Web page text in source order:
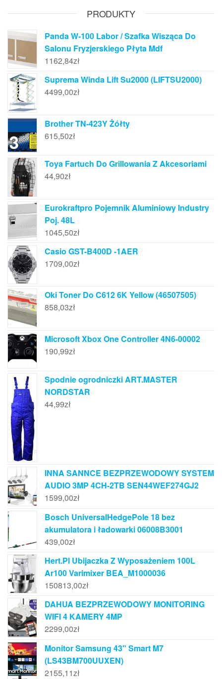
PRODUKTY
Panda W-100 Labor / Szafka Wisząca Do
Salonu Fryzjerskiego Płyta Mdf
1162,84zł
Suprema Winda Lift Su2000 (LIFTSU2000)
4499,00zł
Brother TN-423Y Żółty
615,50zł
Toya Fartuch Do Grillowania Z Akcesoriami
44,90zł
Eurokraftpro Pojemnik Aluminiowy Industry
Poj. 48L
1045,50zł
Casio GST-B400D -1AER
1709,00zł
Oki Toner Do C612 6K Yellow (46507505)
858,03zł
Microsoft Xbox One Controller 4N6-00002
190,99zł
Spodnie ogrodniczki ART.MASTER
NORDSTAR
44,99zł
INNA SANNCE BEZPRZEWODOWY SYSTEM
AUDIO 3MP 4CH-2TB SEN44WEF274GJ2
1599,00zł
Bosch UniversalHedgePole 18 bez
akumulatora i ładowarki 06008B3001
439,00zł
Hert.Pl Ubijaczka Z Wyposażeniem 100L
Ar100 Varimixer BEA_M1000036
150813,00zł
DAHUA BEZPRZEWODOWY MONITORING
WIFI 4 KAMERY 4MP
2299,00zł
Monitor Samsung 43" Smart M7
(LS43BM700UUXEN)
2155,11zł